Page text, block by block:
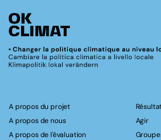
A propos du projet
A propos de nous
A propos de l'évaluation
Agir